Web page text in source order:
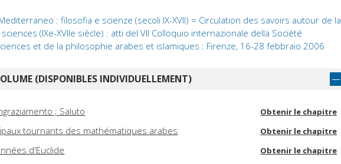
: filosofia e scienze (secoli IX-XVII) = Circulation des savoirs autour de la
(IXe-XVIIe siècle) : atti del VII Colloquio internazionale della Société
et de la philosophie arabes et islamiques : Firenze, 16-28 febbraio 2006
(DISPONIBLES INDIVIDUELLEMENT)
; Saluto Obtenir le chapitre
tournants des mathématiques arabes Obtenir le chapitre
d'Euclide Obtenir le chapitre